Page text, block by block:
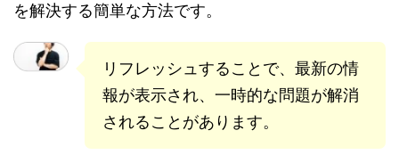
を解決する簡単な方法です。
リフレッシュすることで、最新の情
報が表示され、一時的な問題が解消
されることがあります。